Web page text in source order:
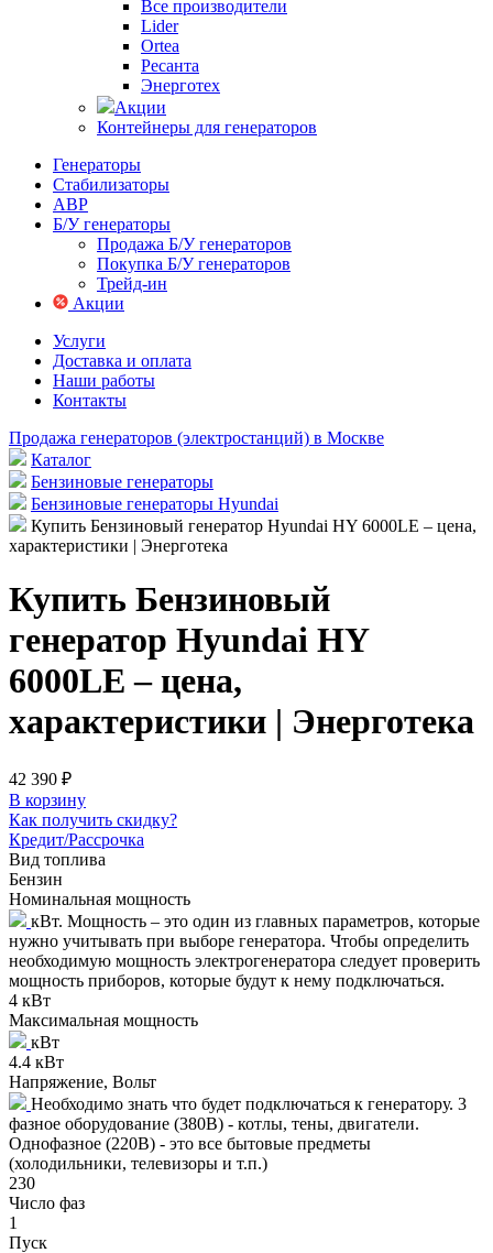
Все производители
Lider
Ortea
Ресанта
Энерготех
Акции
Контейнеры для генераторов
Генераторы
Стабилизаторы
АВР
Б/У генераторы
Продажа Б/У генераторов
Покупка Б/У генераторов
Трейд-ин
Акции
Услуги
Доставка и оплата
Наши работы
Контакты
Продажа генераторов (электростанций) в Москве
Каталог
Бензиновые генераторы
Бензиновые генераторы Hyundai
Купить Бензиновый генератор Hyundai HY 6000LE – цена,
характеристики | Энерготека
Купить Бензиновый
генератор Hyundai HY
6000LE – цена,
характеристики | Энерготека
42 390 ₽
В корзину
Как получить скидку?
Кредит/Рассрочка
Вид топлива
Бензин
Номинальная мощность
кВт. Мощность – это один из главных параметров, которые
нужно учитывать при выборе генератора. Чтобы определить
необходимую мощность электрогенератора следует проверить
мощность приборов, которые будут к нему подключаться.
4 кВт
Максимальная мощность
кВт
4.4 кВт
Напряжение, Вольт
Необходимо знать что будет подключаться к генератору. 3
фазное оборудование (380В) - котлы, тены, двигатели.
Однофазное (220В) - это все бытовые предметы
(холодильники, телевизоры и т.п.)
230
Число фаз
1
Пуск